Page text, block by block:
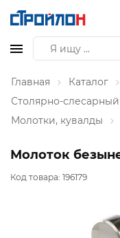
Главная Каталог
Столярно-
Молотки, кувалды
Молоток
Код товара: 196179